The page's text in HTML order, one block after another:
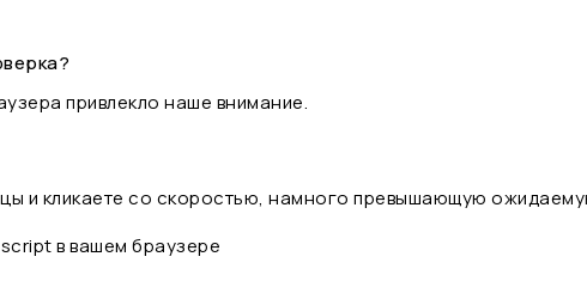
привлекло наше внимание.
и кликаете со скоростью, намного превышающую
в вашем браузере